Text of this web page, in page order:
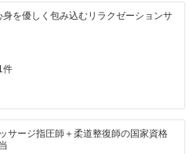
を優しく包み込むリラクゼーションサ
件
サージ指圧師＋柔道整復師の国家資格